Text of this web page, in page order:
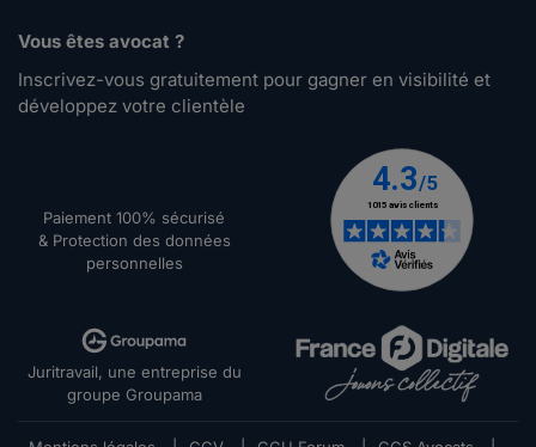
Vous êtes avocat ?
Inscrivez-vous gratuitement pour gagner en visibilité et
développez votre clientèle
Paiement 100% sécurisé
& Protection des données
personnelles
Juritravail, une entreprise du
groupe Groupama